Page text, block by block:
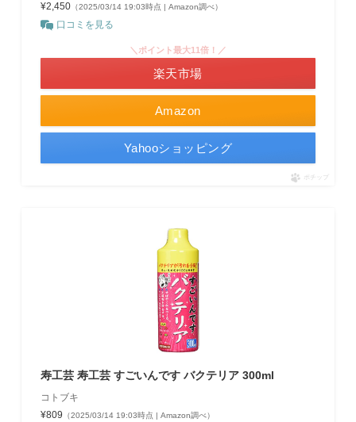
¥2,450（2025/03/14 19:03時点 | Amazon調べ）
口コミを見る
Amazon
＼ポイント最大11倍！／
楽天市場
Yahooショッピング
ポチップ
寿工芸 寿工芸 すごいんです バクテリア 300ml
コトブキ
¥809 （2025/03/14 19:03時点 | Amazon調べ）